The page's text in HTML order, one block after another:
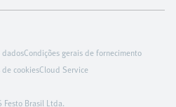
Brasil Ltda.
dadosCondições gerais de fornecimento
cookiesCloud Service